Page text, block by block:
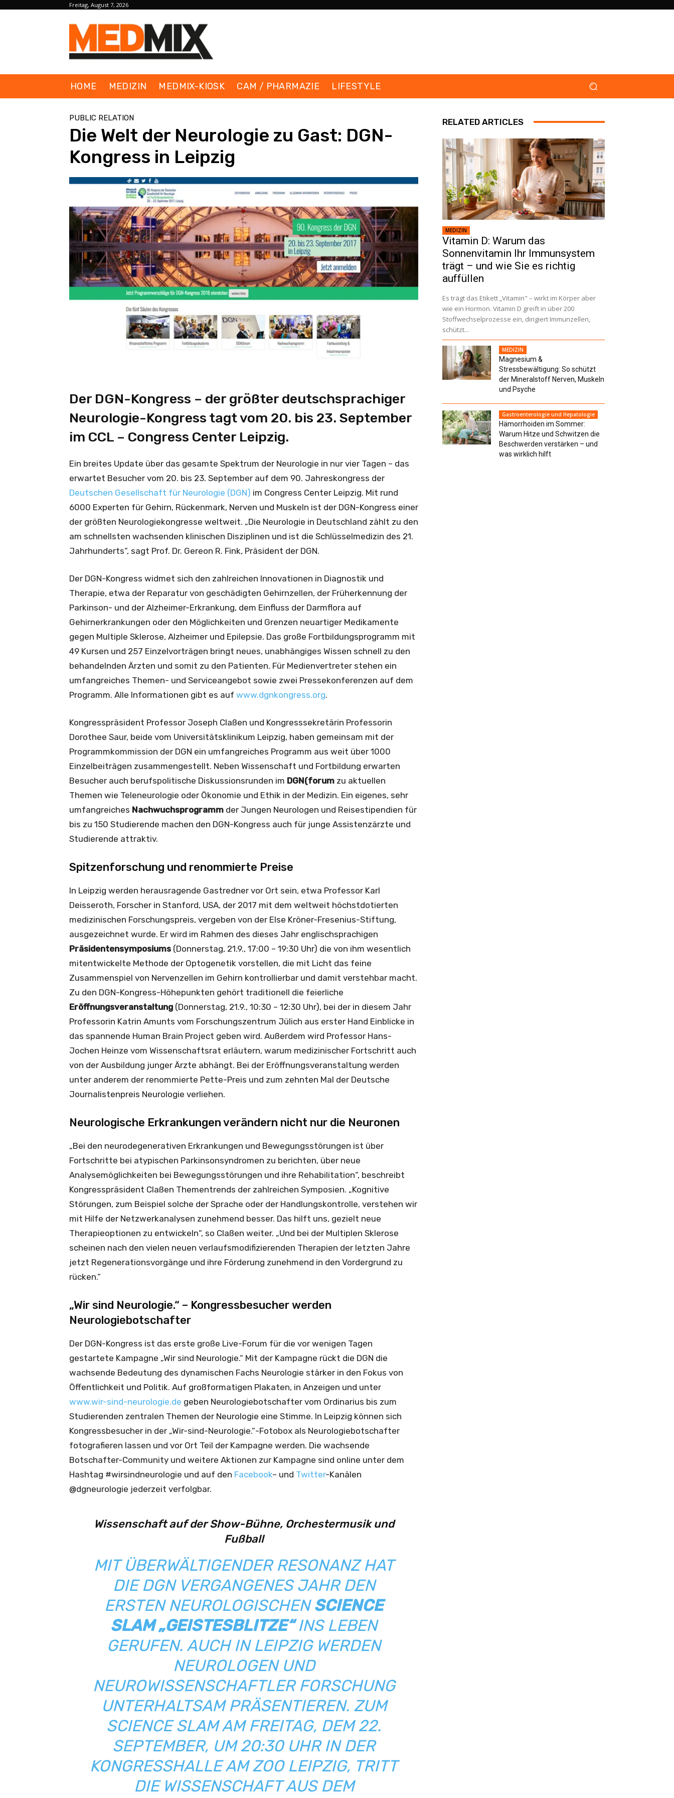
Freitag, August 7, 2026
HOME MEDIZIN MEDMIX-KIOSK CAM / PHARMAZIE LIFESTYLE
PUBLIC RELATION
Die Welt der Neurologie zu Gast: DGN-
Kongress in Leipzig
Der DGN-Kongress – der größter deutschsprachiger
Neurologie-Kongress tagt vom 20. bis 23. September
im CCL – Congress Center Leipzig.
Ein breites Update über das gesamte Spektrum der Neurologie in nur vier Tagen – das
erwartet Besucher vom 20. bis 23. September auf dem 90. Jahreskongress der
Deutschen Gesellschaft für Neurologie (DGN) im Congress Center Leipzig. Mit rund
6000 Experten für Gehirn, Rückenmark, Nerven und Muskeln ist der DGN-Kongress einer
der größten Neurologiekongresse weltweit. „Die Neurologie in Deutschland zählt zu den
am schnellsten wachsenden klinischen Disziplinen und ist die Schlüsselmedizin des 21.
Jahrhunderts“, sagt Prof. Dr. Gereon R. Fink, Präsident der DGN.
Der DGN-Kongress widmet sich den zahlreichen Innovationen in Diagnostik und
Therapie, etwa der Reparatur von geschädigten Gehirnzellen, der Früherkennung der
Parkinson- und der Alzheimer-Erkrankung, dem Einfluss der Darmflora auf
Gehirnerkrankungen oder den Möglichkeiten und Grenzen neuartiger Medikamente
gegen Multiple Sklerose, Alzheimer und Epilepsie. Das große Fortbildungsprogramm mit
49 Kursen und 257 Einzelvorträgen bringt neues, unabhängiges Wissen schnell zu den
behandelnden Ärzten und somit zu den Patienten. Für Medienvertreter stehen ein
umfangreiches Themen- und Serviceangebot sowie zwei Pressekonferenzen auf dem
Programm. Alle Informationen gibt es auf www.dgnkongress.org.
Kongresspräsident Professor Joseph Claßen und Kongresssekretärin Professorin
Dorothee Saur, beide vom Universitätsklinikum Leipzig, haben gemeinsam mit der
Programmkommission der DGN ein umfangreiches Programm aus weit über 1000
Einzelbeiträgen zusammengestellt. Neben Wissenschaft und Fortbildung erwarten
Besucher auch berufspolitische Diskussionsrunden im DGN(forum zu aktuellen
Themen wie Teleneurologie oder Ökonomie und Ethik in der Medizin. Ein eigenes, sehr
umfangreiches Nachwuchsprogramm der Jungen Neurologen und Reisestipendien für
bis zu 150 Studierende machen den DGN-Kongress auch für junge Assistenzärzte und
Studierende attraktiv.
Spitzenforschung und renommierte Preise
In Leipzig werden herausragende Gastredner vor Ort sein, etwa Professor Karl
Deisseroth, Forscher in Stanford, USA, der 2017 mit dem weltweit höchstdotierten
medizinischen Forschungspreis, vergeben von der Else Kröner-Fresenius-Stiftung,
ausgezeichnet wurde. Er wird im Rahmen des dieses Jahr englischsprachigen
Präsidentensymposiums (Donnerstag, 21.9., 17:00 – 19:30 Uhr) die von ihm wesentlich
mitentwickelte Methode der Optogenetik vorstellen, die mit Licht das feine
Zusammenspiel von Nervenzellen im Gehirn kontrollierbar und damit verstehbar macht.
Zu den DGN-Kongress-Höhepunkten gehört traditionell die feierliche
Eröffnungsveranstaltung (Donnerstag, 21.9., 10:30 – 12:30 Uhr), bei der in diesem Jahr
Professorin Katrin Amunts vom Forschungszentrum Jülich aus erster Hand Einblicke in
das spannende Human Brain Project geben wird. Außerdem wird Professor Hans-
Jochen Heinze vom Wissenschaftsrat erläutern, warum medizinischer Fortschritt auch
von der Ausbildung junger Ärzte abhängt. Bei der Eröffnungsveranstaltung werden
unter anderem der renommierte Pette-Preis und zum zehnten Mal der Deutsche
Journalistenpreis Neurologie verliehen.
Neurologische Erkrankungen verändern nicht nur die Neuronen
„Bei den neurodegenerativen Erkrankungen und Bewegungsstörungen ist über
Fortschritte bei atypischen Parkinsonsyndromen zu berichten, über neue
Analysemöglichkeiten bei Bewegungsstörungen und ihre Rehabilitation“, beschreibt
Kongresspräsident Claßen Thementrends der zahlreichen Symposien. „Kognitive
Störungen, zum Beispiel solche der Sprache oder der Handlungskontrolle, verstehen wir
mit Hilfe der Netzwerkanalysen zunehmend besser. Das hilft uns, gezielt neue
Therapieoptionen zu entwickeln“, so Claßen weiter. „Und bei der Multiplen Sklerose
scheinen nach den vielen neuen verlaufsmodifizierenden Therapien der letzten Jahre
jetzt Regenerationsvorgänge und ihre Förderung zunehmend in den Vordergrund zu
rücken.“
„Wir sind Neurologie.“ – Kongressbesucher werden
Neurologiebotschafter
Der DGN-Kongress ist das erste große Live-Forum für die vor wenigen Tagen
gestartete Kampagne „Wir sind Neurologie.“ Mit der Kampagne rückt die DGN die
wachsende Bedeutung des dynamischen Fachs Neurologie stärker in den Fokus von
Öffentlichkeit und Politik. Auf großformatigen Plakaten, in Anzeigen und unter
www.wir-sind-neurologie.de geben Neurologiebotschafter vom Ordinarius bis zum
Studierenden zentralen Themen der Neurologie eine Stimme. In Leipzig können sich
Kongressbesucher in der „Wir-sind-Neurologie.“-Fotobox als Neurologiebotschafter
fotografieren lassen und vor Ort Teil der Kampagne werden. Die wachsende
Botschafter-Community und weitere Aktionen zur Kampagne sind online unter dem
Hashtag #wirsindneurologie und auf den Facebook– und Twitter-Kanälen
@dgneurologie jederzeit verfolgbar.
Wissenschaft auf der Show-Bühne, Orchestermusik und
Fußball
MIT ÜBERWÄLTIGENDER RESONANZ HAT
DIE DGN VERGANGENES JAHR DEN
ERSTEN NEUROLOGISCHENSCIENCE
SLAM „GEISTESBLITZE“INS LEBEN
GERUFEN. AUCH IN LEIPZIG WERDEN
NEUROLOGEN UND
NEUROWISSENSCHAFTLER FORSCHUNG
UNTERHALTSAM PRÄSENTIEREN. ZUM
SCIENCE SLAM AM FREITAG, DEM 22.
SEPTEMBER, UM 20:30 UHR IN DER
KONGRESSHALLE AM ZOO LEIPZIG, TRITT
DIE WISSENSCHAFT AUS DEM
RELATED ARTICLES
MEDIZIN
Vitamin D: Warum das
Sonnenvitamin Ihr Immunsystem
trägt – und wie Sie es richtig
auffüllen
Es trägt das Etikett „Vitamin" – wirkt im Körper aber
wie ein Hormon. Vitamin D greift in über 200
Stoffwechselprozesse ein, dirigiert Immunzellen,
schützt...
MEDIZIN
Magnesium &
Stressbewältigung: So schützt
der Mineralstoff Nerven, Muskeln
und Psyche
Gastroenterologie und Hepatologie
Hämorrhoiden im Sommer:
Warum Hitze und Schwitzen die
Beschwerden verstärken – und
was wirklich hilft